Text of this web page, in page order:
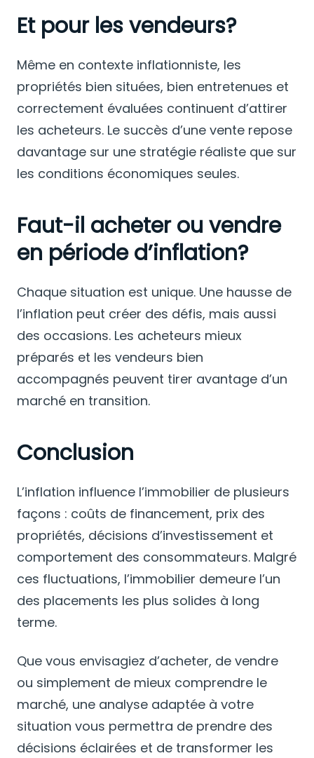
Et pour les vendeurs?
Même en contexte inflationniste, les
propriétés bien situées, bien entretenues et
correctement évaluées continuent d’attirer
les acheteurs. Le succès d’une vente repose
davantage sur une stratégie réaliste que sur
les conditions économiques seules.
Faut-il acheter ou vendre
en période d’inflation?
Chaque situation est unique. Une hausse de
l’inflation peut créer des défis, mais aussi
des occasions. Les acheteurs mieux
préparés et les vendeurs bien
accompagnés peuvent tirer avantage d’un
marché en transition.
Conclusion
L’inflation influence l’immobilier de plusieurs
façons : coûts de financement, prix des
propriétés, décisions d’investissement et
comportement des consommateurs. Malgré
ces fluctuations, l’immobilier demeure l’un
des placements les plus solides à long
terme.
Que vous envisagiez d’acheter, de vendre
ou simplement de mieux comprendre le
marché, une analyse adaptée à votre
situation vous permettra de prendre des
décisions éclairées et de transformer les